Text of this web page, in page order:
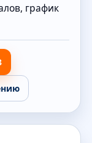
график